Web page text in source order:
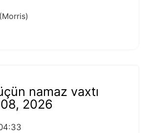
namaz vaxtı
2026